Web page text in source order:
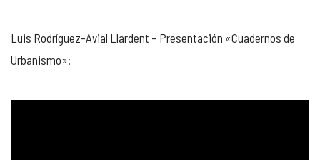
Luis Rodríguez-Avial Llardent – Presentación «Cuadernos de
Urbanismo»: